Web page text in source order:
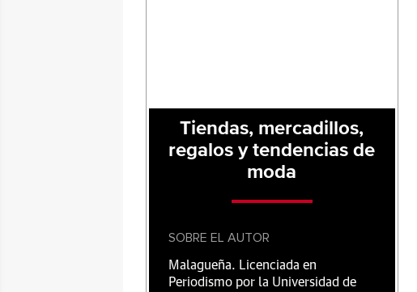
Tiendas, mercadillos,
regalos y tendencias de
moda
SOBRE EL AUTOR
Malagueña. Licenciada en
Periodismo por la Universidad de